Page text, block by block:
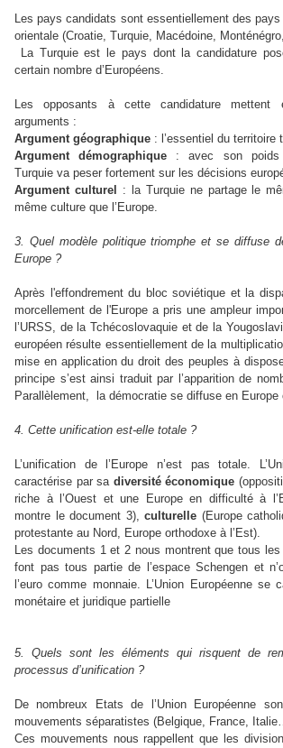
Les pays candidats sont essentiellement des pays
orientale (Croatie, Turquie, Macédoine,
La Turquie est le pays dont la candidature
certain nombre d’Européens.
Les opposants à cette candidature mettent
arguments :
Argument géographique : l’essentiel du territoire
Argument démographique : avec son poids
Turquie va peser fortement sur les décisions
Argument culturel
: la Turquie ne partage le
même culture que l’Europe.
3. Quel modèle politique triomphe et se diffuse
Europe ?
Après l'effondrement du bloc soviétique et la
morcellement de l'Europe a pris une ampleur
l’URSS, de la Tchécoslovaquie et de la
européen résulte essentiellement de la
mise en application du droit des peuples à
principe s’est ainsi traduit par l’apparition de
Parallèlement, la démocratie se diffuse en Europe
4. Cette unification est-elle totale ?
L’unification de l’Europe n’est pas totale.
caractérise par sa diversité économique
riche à l’Ouest et une Europe en difficulté à
montre le document 3),culturelle (Europe
protestante au Nord, Europe orthodoxe à l’Est).
Les documents 1 et 2 nous montrent que tous
font pas tous partie de l’espace Schengen et
l’euro comme monnaie. L’Union Européenne se
monétaire et juridique partielle
5. Quels sont les éléments qui risquent de
processus d’unification ?
De nombreux Etats de l’Union Européenne
mouvements séparatistes (Belgique, France,
Ces mouvements nous rappellent que les